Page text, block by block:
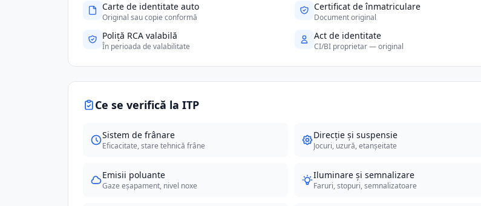
Carte de identitate auto
Original sau copie conformă
Certificat de înmatriculare
Document original
Poliță RCA valabilă
În perioada de valabilitate
Act de identitate
CI/BI proprietar — original
Ce se verifică la ITP
Sistem de frânare
Eficacitate, stare tehnică frâne
Direcție și suspensie
Jocuri, uzură, etanșeitate
Emisii poluante
Gaze eșapament, nivel noxe
Iluminare și semnalizare
Faruri, stopuri, semnalizatoare